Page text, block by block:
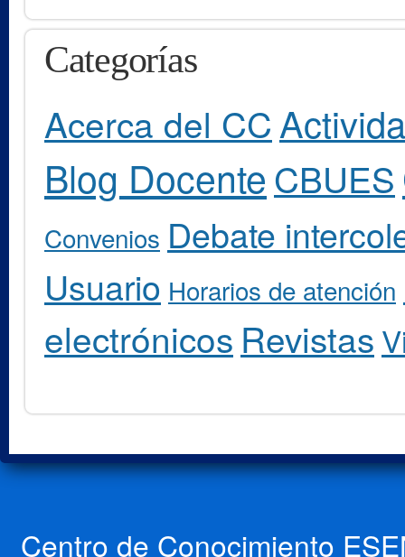
Categorías
Acerca del CC
Blog Docente CBUES
Convenios Debate
Usuario Horarios de atención
electrónicos Revistas
Centro de Conocimiento